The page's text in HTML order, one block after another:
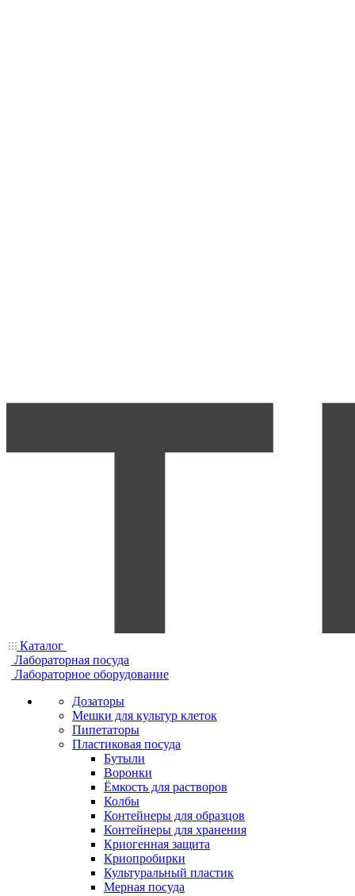
Каталог
Лабораторная посуда
Лабораторное оборудование
Дозаторы
Мешки для культур клеток
Пипетаторы
Пластиковая посуда
Бутыли
Воронки
Ёмкость для растворов
Колбы
Контейнеры для образцов
Контейнеры для хранения
Криогенная защита
Криопробирки
Культуральный пластик
Мерная посуда